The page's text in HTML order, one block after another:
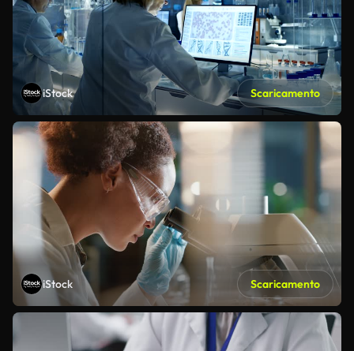
iStock Scaricamento
iStock Scaricamento